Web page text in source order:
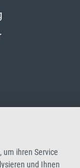
um ihren Service
und Ihnen